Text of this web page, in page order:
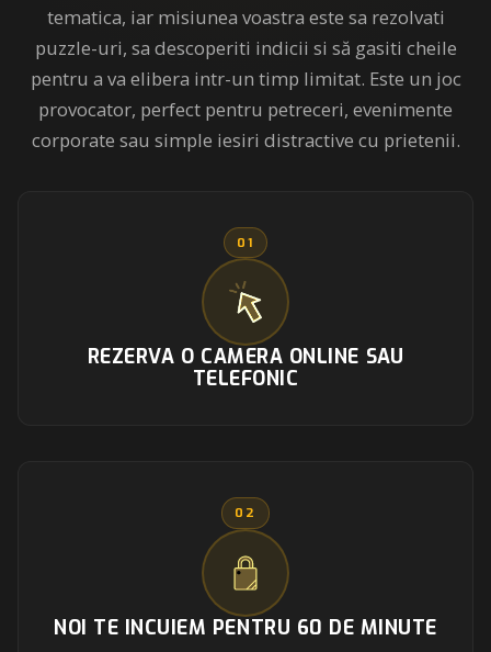
tematica, iar misiunea voastra este sa rezolvati
puzzle-uri, sa descoperiti indicii si să gasiti cheile
pentru a va elibera intr-un timp limitat. Este un joc
provocator, perfect pentru petreceri, evenimente
corporate sau simple iesiri distractive cu prietenii.
01
REZERVA O CAMERA ONLINE SAU
TELEFONIC
02
NOI TE INCUIEM PENTRU 60 DE MINUTE